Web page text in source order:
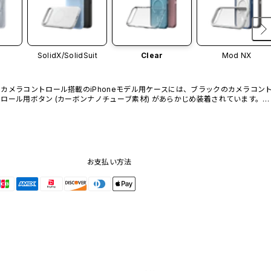
SolidX/SolidSuit Clear Mod NX
カメラコントロール搭載のiPhoneモデル用ケースには、ブラックのカメラコン
ロール用ボタン (カーボンナノチューブ素材) があらかじめ装着されています。他
お支払い方法